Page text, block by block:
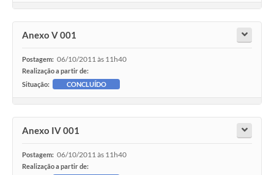
Anexo V 001
Postagem: 06/10/2011 às 11h40
Realização a partir de:
Situação:
CONCLUÍDO
Anexo IV 001
Postagem: 06/10/2011 às 11h40
Realização a partir de: